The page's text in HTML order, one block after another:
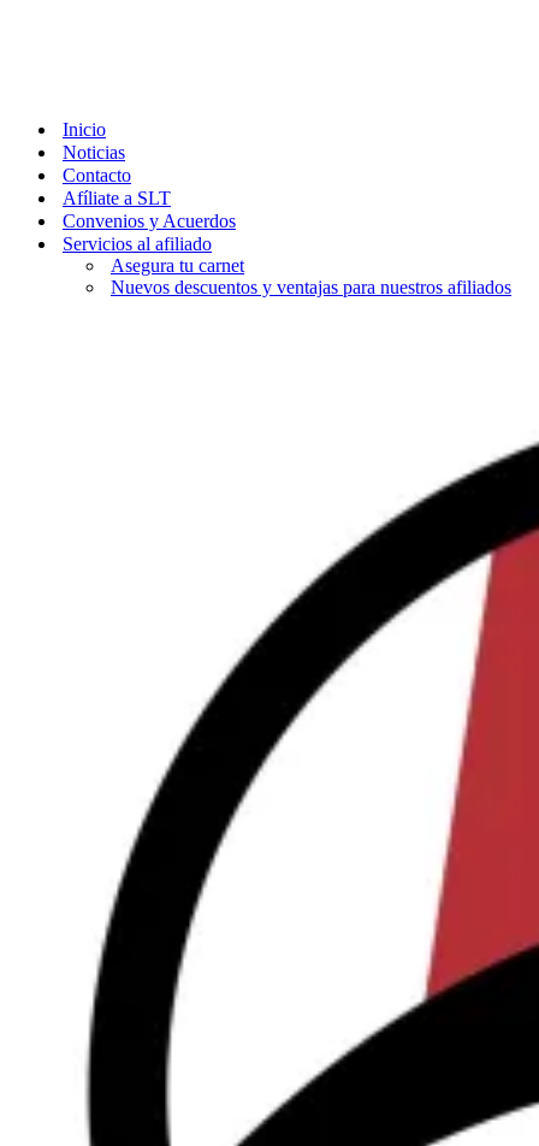
Inicio
Noticias
Contacto
Afíliate a SLT
Convenios y Acuerdos
Servicios al afiliado
Asegura tu carnet
Nuevos descuentos y ventajas para nuestros afiliados